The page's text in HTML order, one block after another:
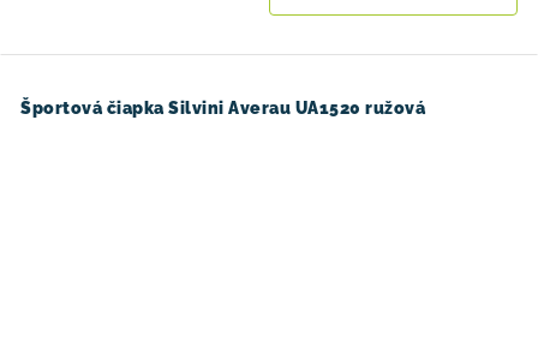
Športová čiapka Silvini Averau UA1520 ružová